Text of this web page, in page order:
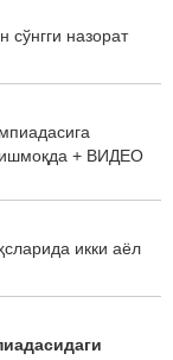
назорат
+ ВИДЕО
икки аёл